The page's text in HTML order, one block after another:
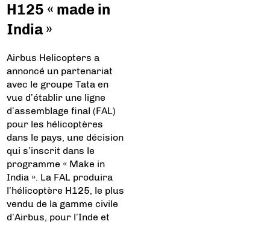
H125 « made in
India »
Airbus Helicopters a
annoncé un partenariat
avec le groupe Tata en
vue d’établir une ligne
d’assemblage final (FAL)
pour les hélicoptères
dans le pays, une décision
qui s’inscrit dans le
programme « Make in
India ». La FAL produira
l’hélicoptère H125, le plus
vendu de la gamme civile
d’Airbus, pour l’Inde et